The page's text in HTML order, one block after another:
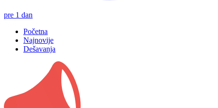
pre 1 dan
Početna
Najnovije
Dešavanja